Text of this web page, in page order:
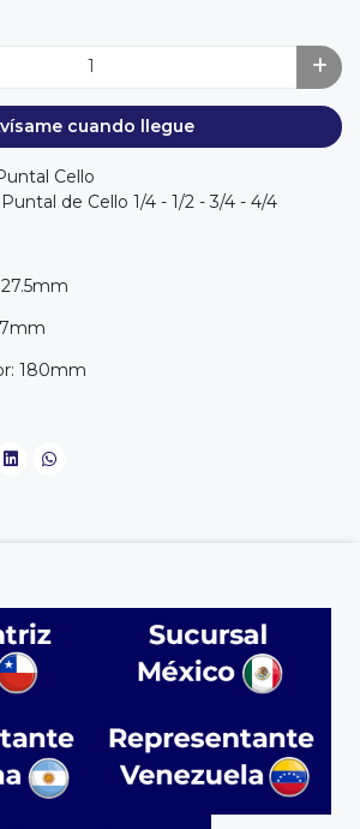
cuando llegue
Cello
de Cello 1/4 - 1/2 - 3/4 - 4/4
180mm